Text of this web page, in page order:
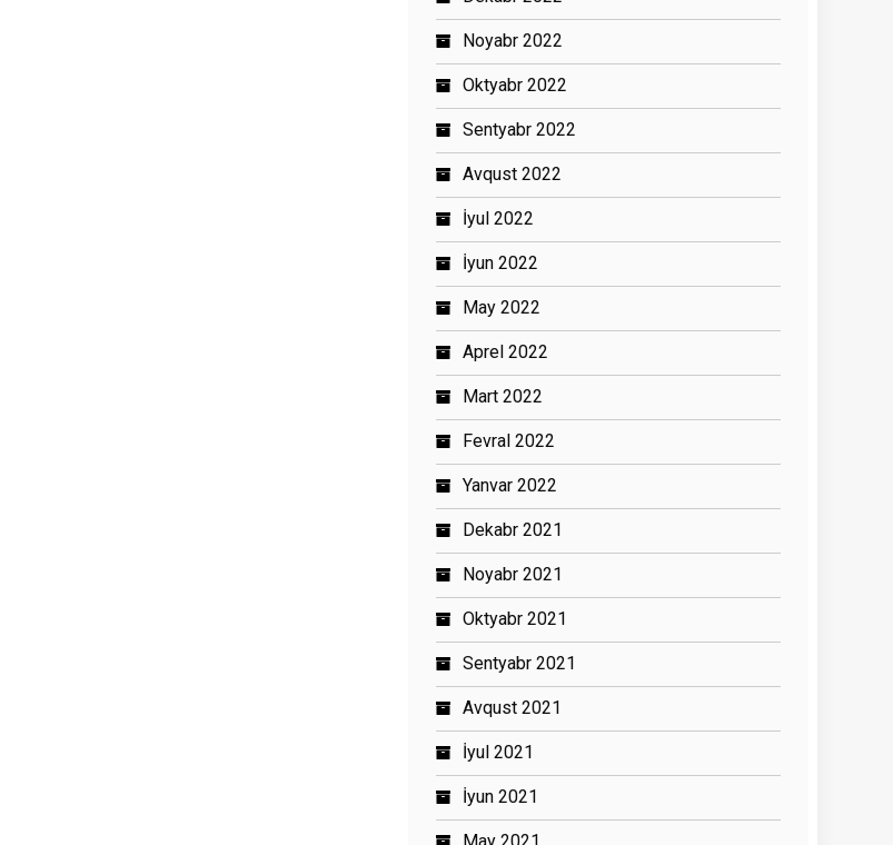
Noyabr 2022
Oktyabr 2022
Sentyabr 2022
Avqust 2022
İyul 2022
İyun 2022
May 2022
Aprel 2022
Mart 2022
Fevral 2022
Yanvar 2022
Dekabr 2021
Noyabr 2021
Oktyabr 2021
Sentyabr 2021
Avqust 2021
İyul 2021
İyun 2021